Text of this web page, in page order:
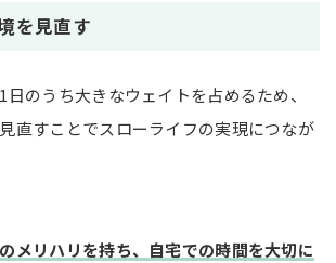
を見直す
のうち大きなウェイトを占めるため、
直すことでスローライフの実現につなが
メリハリを持ち、自宅での時間を大切に